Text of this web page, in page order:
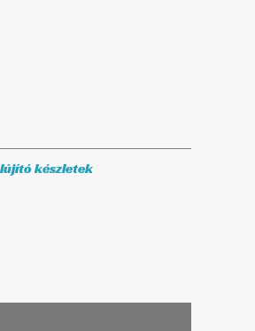
készletek